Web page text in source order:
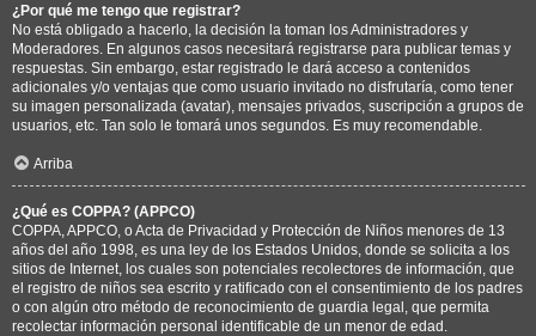
¿Por qué me tengo que registrar?
No está obligado a hacerlo, la decisión la toman los Administradores y
Moderadores. En algunos casos necesitará registrarse para publicar temas y
respuestas. Sin embargo, estar registrado le dará acceso a contenidos
adicionales y/o ventajas que como usuario invitado no disfrutaría, como tener
su imagen personalizada (avatar), mensajes privados, suscripción a grupos de
usuarios, etc. Tan solo le tomará unos segundos. Es muy recomendable.
Arriba
¿Qué es COPPA? (APPCO)
COPPA, APPCO, o Acta de Privacidad y Protección de Niños menores de 13
años del año 1998, es una ley de los Estados Unidos, donde se solicita a los
sitios de Internet, los cuales son potenciales recolectores de información, que
el registro de niños sea escrito y ratificado con el consentimiento de los padres
o con algún otro método de reconocimiento de guardia legal, que permita
recolectar información personal identificable de un menor de edad.